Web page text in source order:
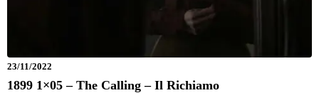
23/11/2022
1899 1×05 – The Calling – Il Richiamo